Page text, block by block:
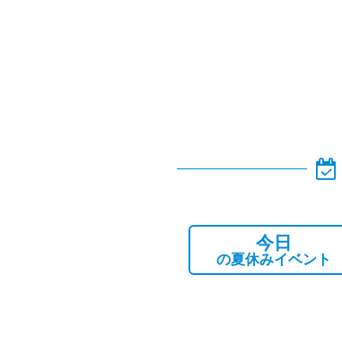
今日
の夏休みイベント